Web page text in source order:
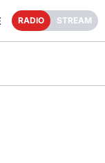
RADIO STREAM